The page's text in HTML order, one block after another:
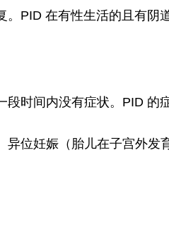
PID 在有性生活的且有
时间内没有症状。PID
位妊娠（胎儿在子宫外发